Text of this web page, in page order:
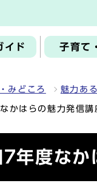
イド 子育て
みどころ 魅力あ
かはらの魅力発信
7年度な